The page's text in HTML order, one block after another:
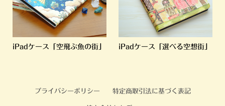
iPadケース「空飛ぶ魚の街」 iPadケース「選べる空想街」
プライバシーポリシー 特定商取引法に基づく表記